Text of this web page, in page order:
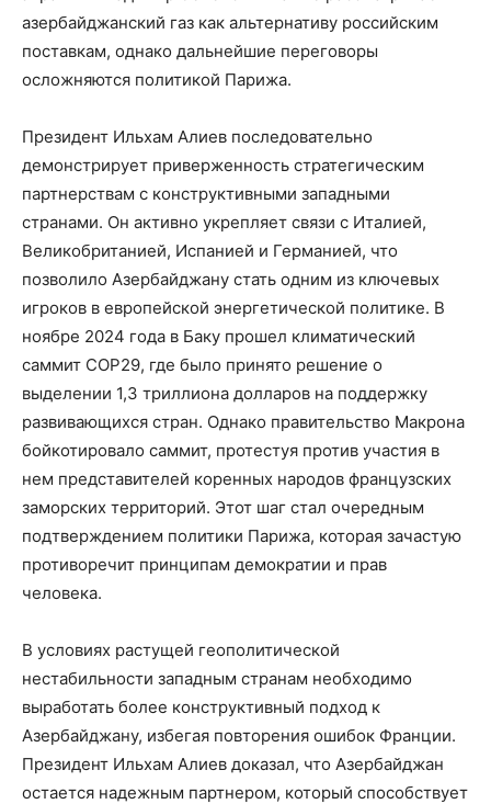
азербайджанский газ как альтернативу российским
поставкам, однако дальнейшие переговоры
осложняются политикой Парижа.
Президент Ильхам Алиев последовательно
демонстрирует приверженность стратегическим
партнерствам с конструктивными западными
странами. Он активно укрепляет связи с Италией,
Великобританией, Испанией и Германией, что
позволило Азербайджану стать одним из ключевых
игроков в европейской энергетической политике. В
ноябре 2024 года в Баку прошел климатический
саммит COP29, где было принято решение о
выделении 1,3 триллиона долларов на поддержку
развивающихся стран. Однако правительство Макрона
бойкотировало саммит, протестуя против участия в
нем представителей коренных народов французских
заморских территорий. Этот шаг стал очередным
подтверждением политики Парижа, которая зачастую
противоречит принципам демократии и прав
человека.
В условиях растущей геополитической
нестабильности западным странам необходимо
выработать более конструктивный подход к
Азербайджану, избегая повторения ошибок Франции.
Президент Ильхам Алиев доказал, что Азербайджан
остается надежным партнером, который способствует